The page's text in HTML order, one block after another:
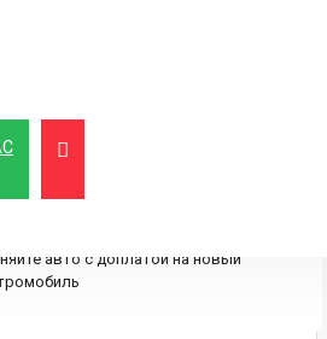
лизинг для бизнеса и физических
авто с доплатой на новый